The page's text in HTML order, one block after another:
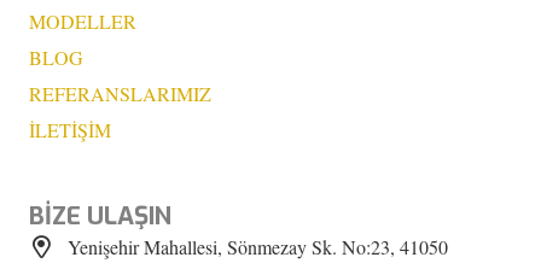
MODELLER
BLOG
REFERANSLARIMIZ
İLETİŞİM
BİZE ULAŞIN
Yenişehir Mahallesi, Sönmezay Sk. No:23, 41050